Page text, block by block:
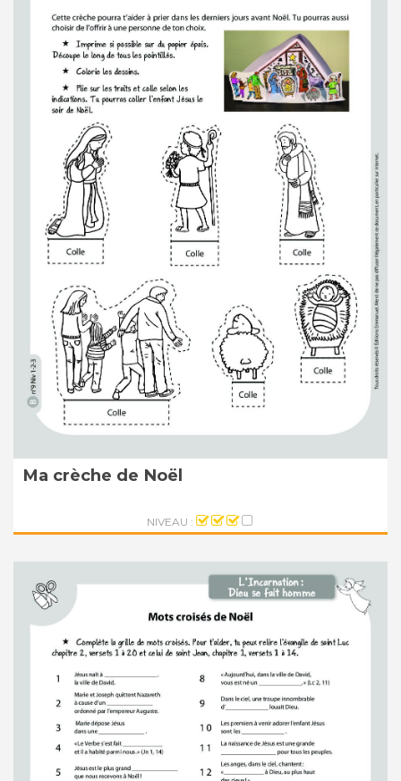
Ma crèche de Noël
NIVEAU :